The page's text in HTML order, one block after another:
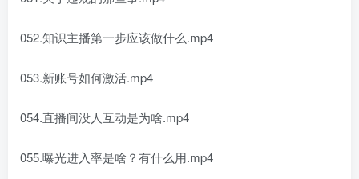
052.知识主播第一步应该做什么.mp4
053.新账号如何激活.mp4
054.直播间没人互动是为啥.mp4
055.曝光进入率是啥？有什么用.mp4